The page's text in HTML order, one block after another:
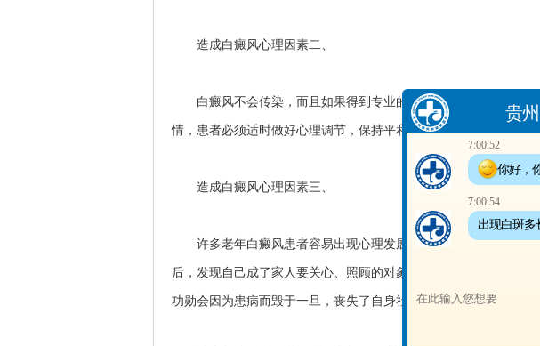
造成白癜风心理因素二、
白癜风不会传染，而且如果得到专业的治疗是可以治好的，所
情，患者必须适时做好心理调节，保持平和的心态。
造成白癜风心理因素三、
许多老年白癜风患者容易出现心理发展受限的心理。老年人心
后，发现自己成了家人要关心、照顾的对象，让家庭其他成员的精
功勋会因为患病而毁于一旦，丧失了自身社会价值。
贵
7:00:52
你好，
7:00:54
出现白斑多